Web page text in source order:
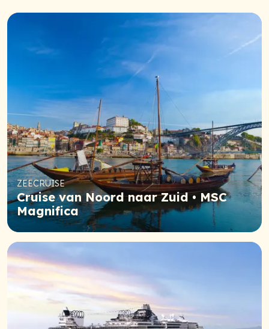
ZEECRUISE
Cruise van Noord naar Zuid • MSC
Magnifica